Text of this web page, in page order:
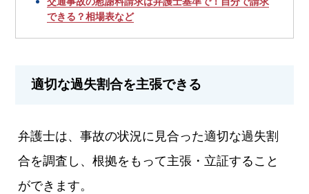
できる？相場表など
適切な過失割合を主張できる
弁護士は、事故の状況に見合った適切な過失割
合を調査し、根拠をもって主張・立証すること
ができます。